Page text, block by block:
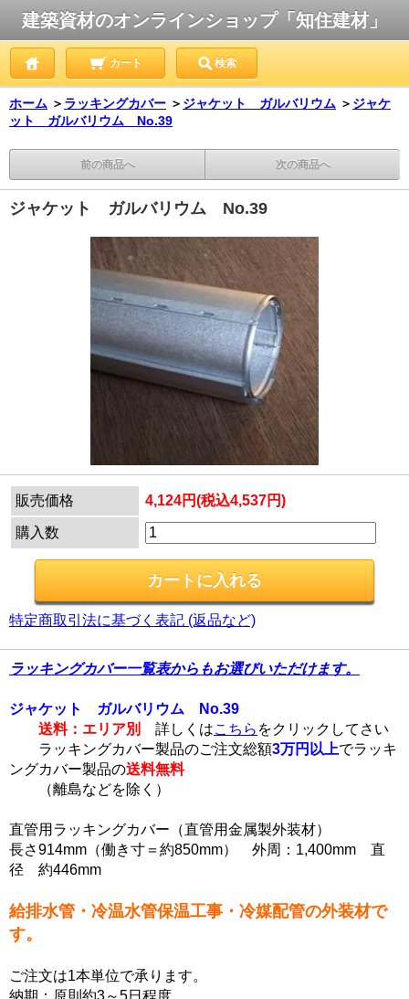
建築資材のオンラインショップ「知住建材」
カート 検索
ホーム ＞ ラッキングカバー ＞ ジャケット ガルバリウム ＞ ジャケ
ット ガルバリウム No.39
前の商品へ 次の商品へ
ジャケット ガルバリウム No.39
販売価格 4,124円(税込4,537円)
購入数
特定商取引法に基づく表記 (返品など)
ラッキングカバー一覧表からもお選びいただけます。
ジャケット ガルバリウム No.39
送料：エリア別
詳しくはこちら をクリックしてさい
ラッキングカバー製品のご注文総額3万円以上でラッキ
ングカバー製品の送料無料
（離島などを除く）
直管用ラッキングカバー（直管用金属製外装材）
長さ914mm（働き寸＝約850mm） 外周：1,400mm 直
径 約446mm
給排水管・冷温水管保温工事・冷媒配管の外装材で
す。
ご注文は1本単位で承ります。
納期：原則約3～5日程度